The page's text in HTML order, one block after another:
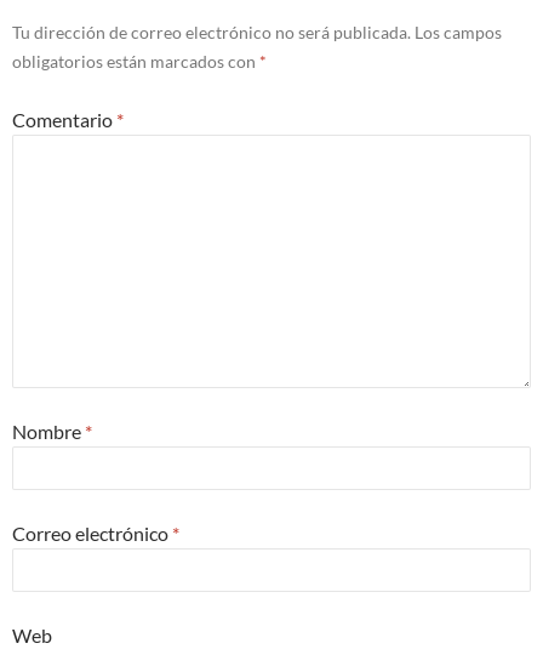
Tu dirección de correo electrónico no será publicada. Los campos
obligatorios están marcados con *
Comentario *
Nombre *
Correo electrónico *
Web